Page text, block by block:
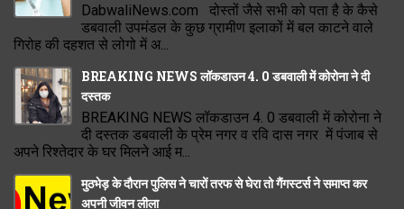
DabwaliNews.com दोस्तों जैसे सभी को पता है के कैसे
डबवाली उपमंडल के कुछ ग्रामीण इलाकों में बल काटने वाले
गिरोह की दहशत से लोगो में अ...
BREAKING NEWS लॉकडाउन 4. 0 डबवाली में कोरोना ने दी
दस्तक
BREAKING NEWS लॉकडाउन 4. 0 डबवाली में कोरोना ने
दी दस्तक डबवाली के प्रेम नगर व रवि दास नगर में पंजाब से
अपने रिश्तेदार के घर मिलने आई म...
मुठभेड़ के दौरान पुलिस ने चारों तरफ से घेरा तो गैंगस्टर्स ने समाप्त कर
अपनी जीवन लीला